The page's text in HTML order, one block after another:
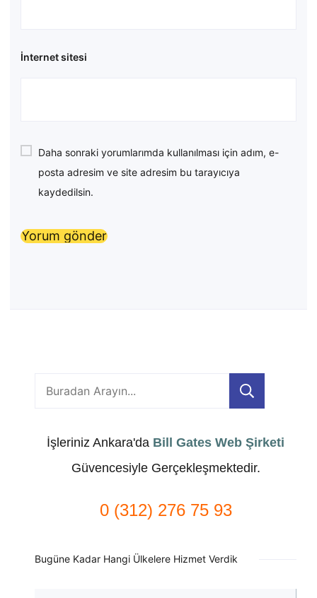
İnternet sitesi
Daha sonraki yorumlarımda kullanılması için adım, e-
posta adresim ve site adresim bu tarayıcıya
kaydedilsin.
İşleriniz Ankara'da Bill Gates Web Şirketi
Güvencesiyle Gerçekleşmektedir.
0 (312) 276 75 93
Bugüne Kadar Hangi Ülkelere Hizmet Verdik